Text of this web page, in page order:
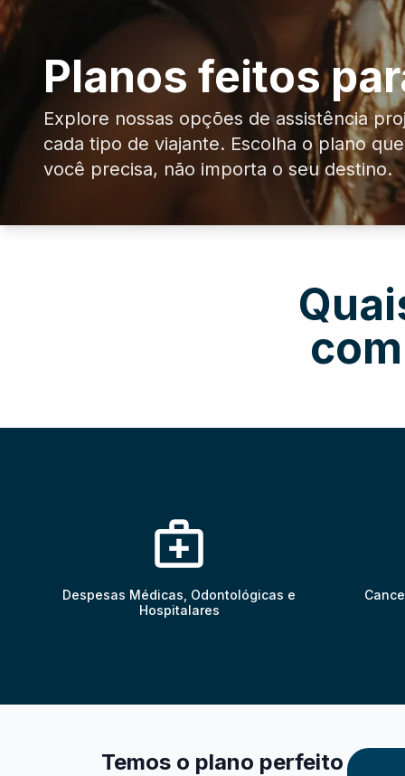
Planos feitos
Explore nossas opções de assistência
cada tipo de viajante. Escolha o plano
você precisa, não importa o seu destino.
Despesas Médicas, Odontológicas e
Hospitalares
Temos o plano perfeito